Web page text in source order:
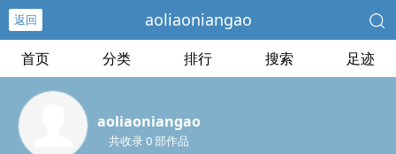
返回 aoliaoniangao
首页 分类 排行 搜索 足迹
aoliaoniangao
共收录 0 部作品